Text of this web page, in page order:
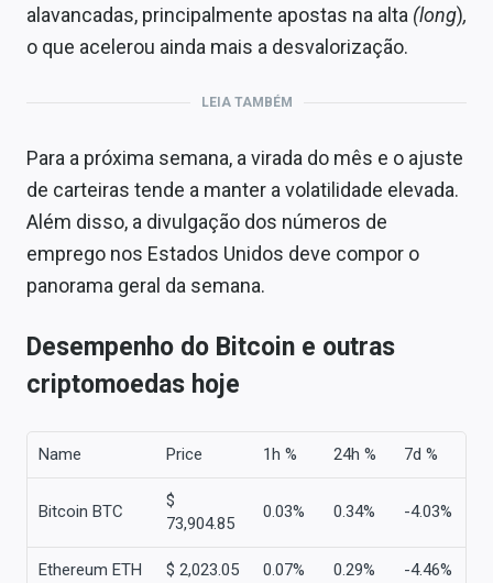
alavancadas, principalmente apostas na alta (long),
o que acelerou ainda mais a desvalorização.
LEIA TAMBÉM
Para a próxima semana, a virada do mês e o ajuste
de carteiras tende a manter a volatilidade elevada.
Além disso, a divulgação dos números de
emprego nos Estados Unidos deve compor o
panorama geral da semana.
Desempenho do Bitcoin e outras
criptomoedas hoje
Name Price 1h % 24h % 7d %
Bitcoin BTC
$
73,904.85
0.03% 0.34% -4.03%
Ethereum ETH $ 2,023.05 0.07% 0.29% -4.46%